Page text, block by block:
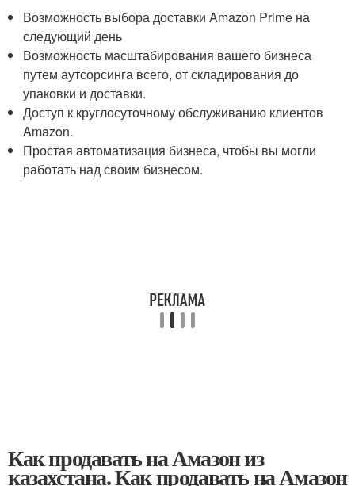
Возможность выбора доставки Amazon Prime на
следующий день
Возможность масштабирования вашего бизнеса
путем аутсорсинга всего, от складирования до
упаковки и доставки.
Доступ к круглосуточному обслуживанию клиентов
Amazon.
Простая автоматизация бизнеса, чтобы вы могли
работать над своим бизнесом.
Как продавать на Амазон из
казахстана. Как продавать на Амазон